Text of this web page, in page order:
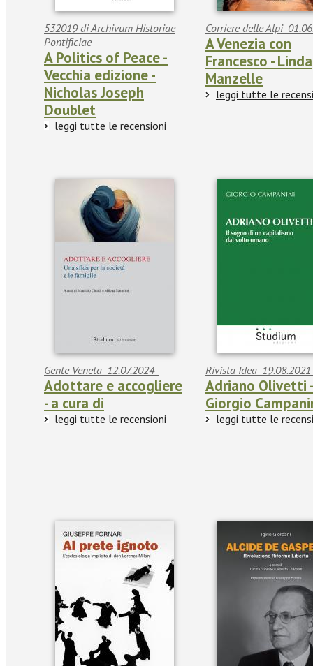
532019 di Archivum Historiae
Pontificiae
A Politics of Peace -
Vecchia edizione -
Nicholas Joseph
Doublet
leggi tutte le recensioni
Corriere delle
A Venezia con
Francesco - Linda
Manzelle
leggi tutte le
Gente Veneta_12.07.2024_
Adottare e accogliere
- a cura di
leggi tutte le recensioni
Rivista
Adriano Olivetti
Giorgio
leggi tutte le